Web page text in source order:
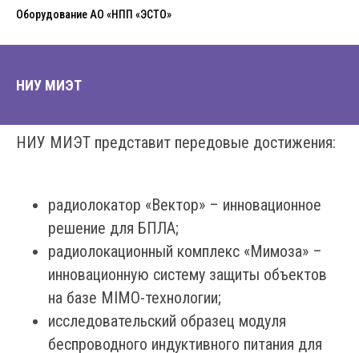
Оборудование АО «НПП «ЭСТО»
НИУ МИЭТ
НИУ МИЭТ представит передовые достижения:
радиолокатор «Вектор» – инновационное
решение для БПЛА;
радиолокационный комплекс «Мимоза» –
инновационную систему защиты объектов
на базе MIMO-технологии;
исследовательский образец модуля
беспроводного индуктивного питания для